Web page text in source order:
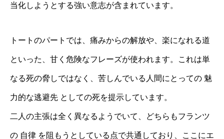
当化しようとする強い意志が含まれています。
トートのパートでは、痛みからの解放や、楽になれる道
といった、甘く危険なフレーズが使われます。これは単
なる死の脅しではなく、苦しんでいる人間にとっての 魅
力的な逃避先 としての死を提示しています。
二人の主張は全く異なるようでいて、どちらもフランツ
の 自律 を阻もうとしている点で共通しており、ここにエ